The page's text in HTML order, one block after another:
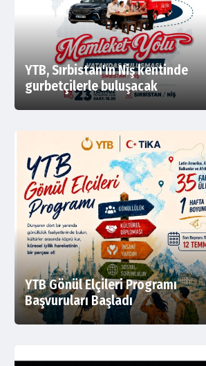
YTB, Sırbistan'ın Niş kentinde
gurbetçilerle buluşacak
YTB Gönül Elçileri Programı
Başvuruları Başladı